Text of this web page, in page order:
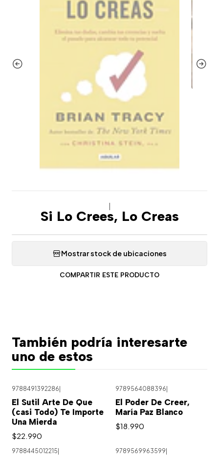
Si Lo Crees, Lo Creas
Mostrar stock de ubicaciones
COMPARTIR ESTE PRODUCTO
También podría interesarte
uno de estos
9788491392286
El Sutil Arte De Que
(casi Todo) Te Importe
Una Mierda
$22.990
9789564088396
El Poder De Creer,
María Paz Blanco
$18.990
9788445012215 9789569963599